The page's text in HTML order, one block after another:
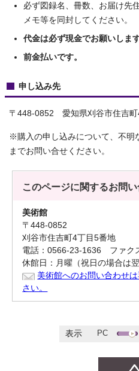
必ず図録名、冊数、お届け先
メモ等を同封してください。
代金は必ず現金でお願いします
前金払いです。
申し込み先
〒448-0852 愛知県刈谷市住吉
※購入の申し込みについて、不明
までお問い合せください。
このページに関するお問
美術館
〒448-0852
刈谷市住吉町4丁目5番地
電話：0566-23-1636 ファク
休館日：月曜（祝日の場合は
美術館へのお問い合わせ
さい。
表示 PC